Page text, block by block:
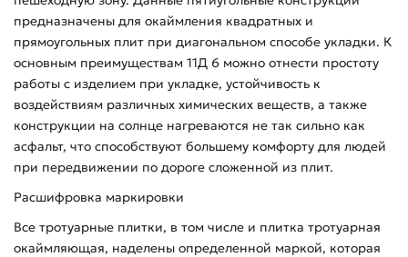
предназначены для окаймления квадратных и
прямоугольных плит при диагональном способе укладки. К
основным преимуществам 11Д 6 можно отнести простоту
работы с изделием при укладке, устойчивость к
воздействиям различных химических веществ, а также
конструкции на солнце нагреваются не так сильно как
асфальт, что способствуют большему комфорту для людей
при передвижении по дороге сложенной из плит.
Расшифровка маркировки
Все тротуарные плитки, в том числе и плитка тротуарная
окаймляющая, наделены определенной маркой, которая